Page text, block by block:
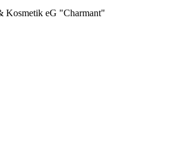
Kosmetik eG "Charmant"